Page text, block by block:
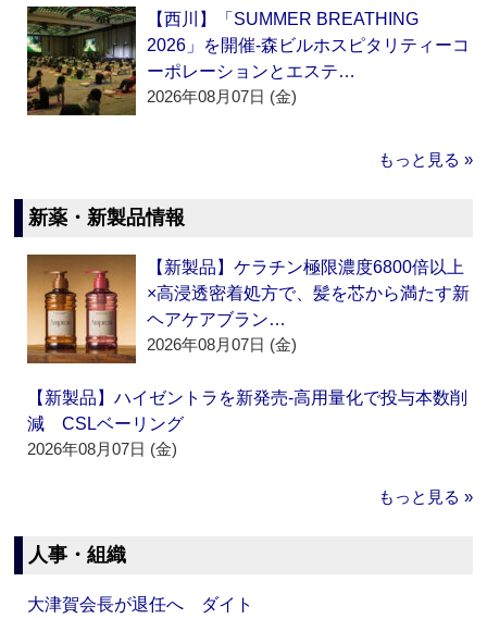
【西川】「SUMMER BREATHING
2026」を開催‐森ビルホスピタリティーコ
ーポレーションとエステ…
2026年08月07日 (金)
もっと見る »
新薬・新製品情報
【新製品】ケラチン極限濃度6800倍以上
×高浸透密着処方で、髪を芯から満たす新
ヘアケアブラン…
2026年08月07日 (金)
【新製品】ハイゼントラを新発売‐高用量化で投与本数削
減 CSLベーリング
2026年08月07日 (金)
もっと見る »
人事・組織
大津賀会長が退任へ ダイト